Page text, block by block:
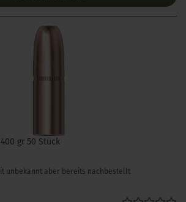
gr 50 Stück
unbekannt aber bereits nachbestellt